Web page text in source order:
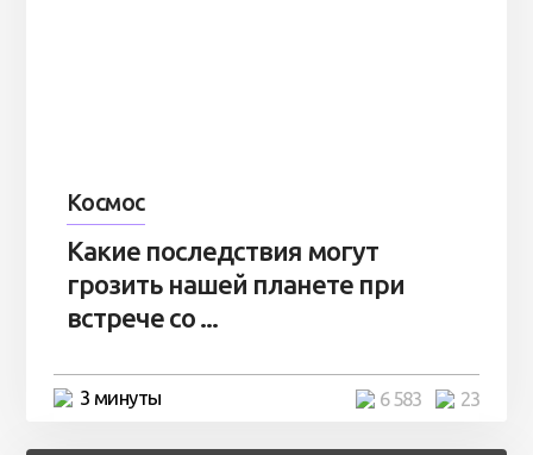
Космос
Какие последствия могут
грозить нашей планете при
встрече со ...
3 минуты 23
6 583